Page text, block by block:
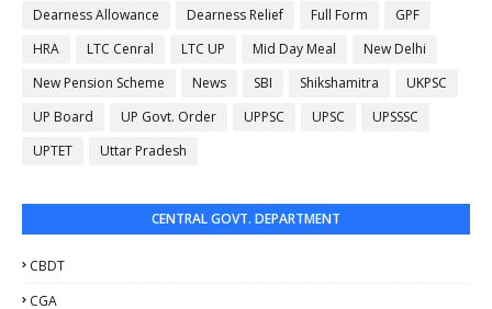
Dearness Allowance
Dearness Relief Full Form
GPF
HRA
LTC Cenral LTC UP Mid Day Meal
New Delhi
New Pension Scheme
News SBI Shikshamitra
UKPSC
UP Board
UP Govt. Order UPPSC UPSC
UPSSSC
UPTET
Uttar Pradesh
CENTRAL GOVT. DEPARTMENT
CBDT
CGA